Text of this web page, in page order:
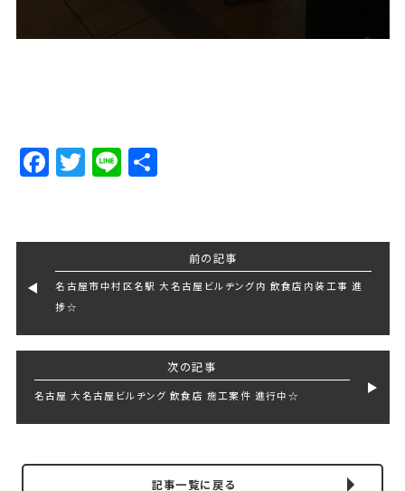
Facebook
Twitter
LineShare
前の記事
名古屋市中村区名駅 大名古屋ビルヂング内 飲食店内装工事 進
捗☆
次の記事
名古屋 大名古屋ビルヂング 飲食店 施工案件 進行中☆
記事一覧に戻る